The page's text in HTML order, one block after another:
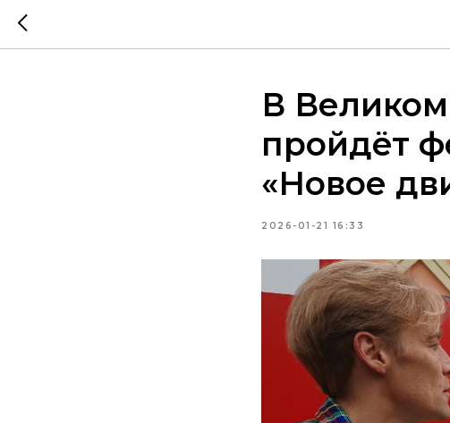
В
пройдёт
«Новое
2026-01-21 16:33